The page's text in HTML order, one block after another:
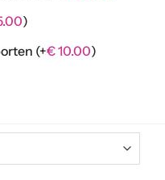
)
(+€10.00)